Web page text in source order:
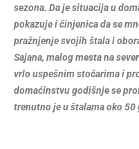
sezona. Da je situacija u
pokazuje i činjenica da se
pražnjenje svojih štala i
Sajana, malog mesta na
vrlo uspešnim stočarima i
domaćinstvu godišnje se
trenutno je u štalama oko 50